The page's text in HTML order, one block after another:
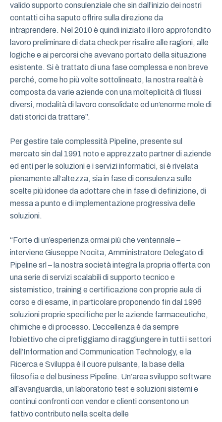
valido supporto consulenziale che sin dall’inizio dei nostri
contatti ci ha saputo offrire sulla direzione da
intraprendere. Nel 2010 è quindi iniziato il loro approfondito
lavoro preliminare di data check per risalire alle ragioni, alle
logiche e ai percorsi che avevano portato della situazione
esistente. Si è trattato di una fase complessa e non breve
perché, come ho più volte sottolineato, la nostra realtà è
composta da varie aziende con una molteplicità di flussi
diversi, modalità di lavoro consolidate ed un’enorme mole di
dati storici da trattare”.
Per gestire tale complessità Pipeline, presente sul
mercato sin dal 1991 noto e apprezzato partner di aziende
ed enti per le soluzioni e i servizi informatici, si è rivelata
pienamente all’altezza, sia in fase di consulenza sulle
scelte più idonee da adottare che in fase di definizione, di
messa a punto e di implementazione progressiva delle
soluzioni.
“Forte di un’esperienza ormai più che ventennale –
interviene Giuseppe Nocita, Amministratore Delegato di
Pipeline srl – la nostra società integra la propria offerta con
una serie di servizi scalabili di supporto tecnico e
sistemistico, training e certificazione con proprie aule di
corso e di esame, in particolare proponendo fin dal 1996
soluzioni proprie specifiche per le aziende farmaceutiche,
chimiche e di processo. L’eccellenza è da sempre
l’obiettivo che ci prefiggiamo di raggiungere in tutti i settori
dell’Information and Communication Technology, e la
Ricerca e Sviluppa è il cuore pulsante, la base della
filosofia e del business Pipeline. Un’area sviluppo software
all’avanguardia, un laboratorio test e soluzioni sistemi e
continui confronti con vendor e clienti consentono un
fattivo contributo nella scelta delle